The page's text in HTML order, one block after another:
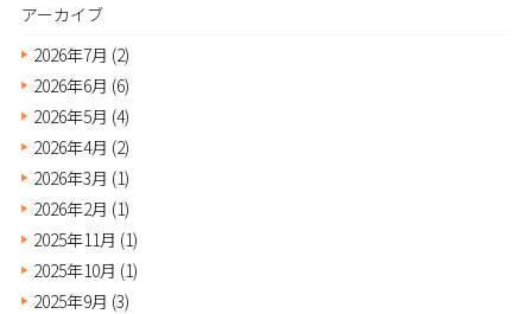
アーカイブ
2026年7月 (2)
2026年6月 (6)
2026年5月 (4)
2026年4月 (2)
2026年3月 (1)
2026年2月 (1)
2025年11月 (1)
2025年10月 (1)
2025年9月 (3)